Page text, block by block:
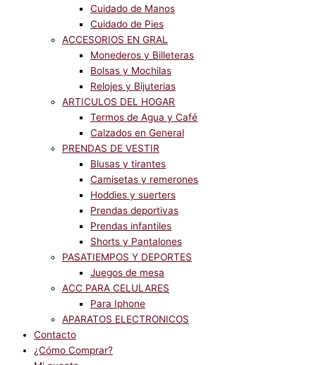
Cuidado de Manos
Cuidado de Pies
ACCESORIOS EN GRAL
Monederos y Billeteras
Bolsas y Mochilas
Relojes y Bijuterias
ARTICULOS DEL HOGAR
Termos de Agua y Café
Calzados en General
PRENDAS DE VESTIR
Blusas y tirantes
Camisetas y remerones
Hoddies y suerters
Prendas deportivas
Prendas infantiles
Shorts y Pantalones
PASATIEMPOS Y DEPORTES
Juegos de mesa
ACC PARA CELULARES
Para Iphone
APARATOS ELECTRONICOS
Contacto
¿Cómo Comprar?